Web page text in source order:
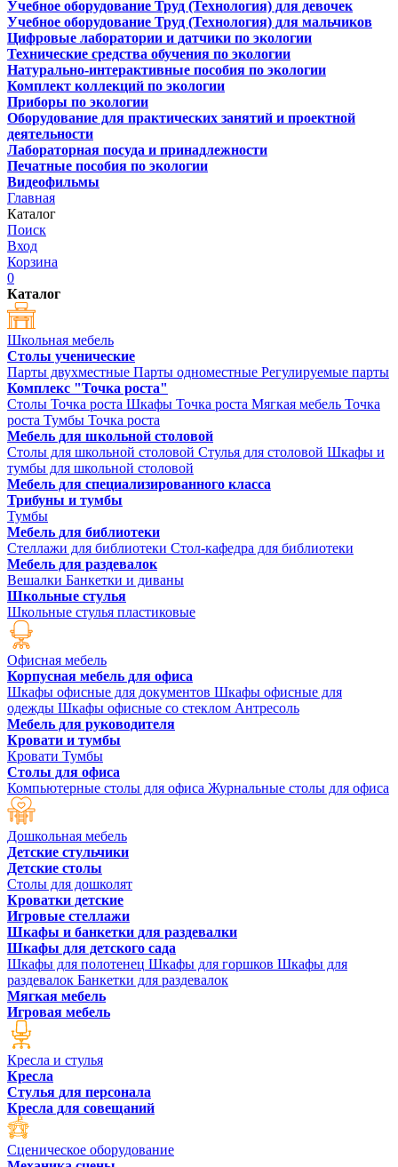
Учебное оборудование Труд (Технология) для девочек
Учебное оборудование Труд (Технология) для мальчиков
Цифровые лаборатории и датчики по экологии
Технические средства обучения по экологии
Натурально-интерактивные пособия по экологии
Комплект коллекций по экологии
Приборы по экологии
Оборудование для практических занятий и проектной
деятельности
Лабораторная посуда и принадлежности
Печатные пособия по экологии
Видеофильмы
Главная
Каталог
Поиск
Вход
Корзина
0
Каталог
Школьная мебель
Столы ученические
Парты двухместные Парты одноместные Регулируемые парты
Комплекс "Точка роста"
Столы Точка роста Шкафы Точка роста Мягкая мебель Точка
роста Тумбы Точка роста
Мебель для школьной столовой
Столы для школьной столовой Стулья для столовой Шкафы и
тумбы для школьной столовой
Мебель для специализированного класса
Трибуны и тумбы
Тумбы
Мебель для библиотеки
Стеллажи для библиотеки Стол-кафедра для библиотеки
Мебель для раздевалок
Вешалки Банкетки и диваны
Школьные стулья
Школьные стулья пластиковые
Офисная мебель
Корпусная мебель для офиса
Шкафы офисные для документов Шкафы офисные для
одежды Шкафы офисные со стеклом Антресоль
Мебель для руководителя
Кровати и тумбы
Кровати Тумбы
Столы для офиса
Компьютерные столы для офиса Журнальные столы для офиса
Дошкольная мебель
Детские стульчики
Детские столы
Столы для дошколят
Кроватки детские
Игровые стеллажи
Шкафы и банкетки для раздевалки
Шкафы для детского сада
Шкафы для полотенец Шкафы для горшков Шкафы для
раздевалок Банкетки для раздевалок
Мягкая мебель
Игровая мебель
Кресла и стулья
Кресла
Стулья для персонала
Кресла для совещаний
Сценическое оборудование